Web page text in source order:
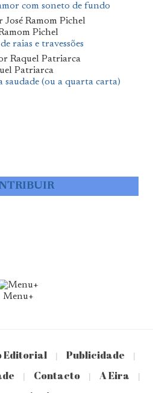
com soneto de fundo
Pichel
raias e travessões
Patriarca
saudade (ou a quarta carta)
Menu+
Editorial | Publicidade |
| Contacto | A Eira |